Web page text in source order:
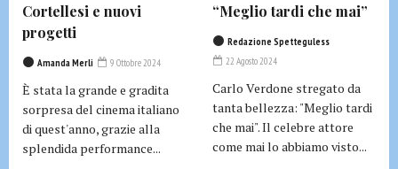
Cortellesi e nuovi
progetti
Amanda Merli 9 Ottobre 2024
È stata la grande e gradita
sorpresa del cinema italiano
di quest'anno, grazie alla
splendida performance...
“Meglio tardi che mai”
Redazione Spetteguless
22 Agosto 2024
Carlo Verdone stregato da
tanta bellezza: "Meglio tardi
che mai". Il celebre attore
come mai lo abbiamo visto...